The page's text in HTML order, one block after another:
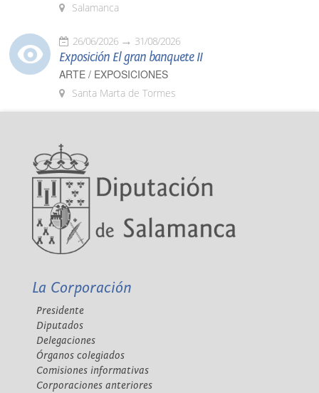
Salamanca
26/06/2026 31/08/2026
Exposición El gran banquete II
ARTE / EXPOSICIONES
Santa Marta de Tormes
La Corporación
Presidente
Diputados
Delegaciones
Órganos colegiados
Comisiones informativas
Corporaciones anteriores